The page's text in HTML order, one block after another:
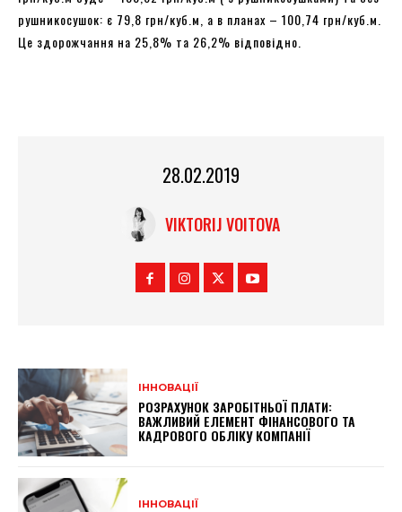
рушникосушок: є 79,8 грн/куб.м, а в планах – 100,74 грн/куб.м.
Це здорожчання на 25,8% та 26,2% відповідно.
28.02.2019
VIKTORIJ VOITOVA
ІННОВАЦІЇ
РОЗРАХУНОК ЗАРОБІТНЬОЇ ПЛАТИ:
ВАЖЛИВИЙ ЕЛЕМЕНТ ФІНАНСОВОГО ТА
КАДРОВОГО ОБЛІКУ КОМПАНІЇ
ІННОВАЦІЇ